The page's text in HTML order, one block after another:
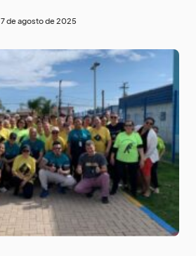
7 de agosto de 2025